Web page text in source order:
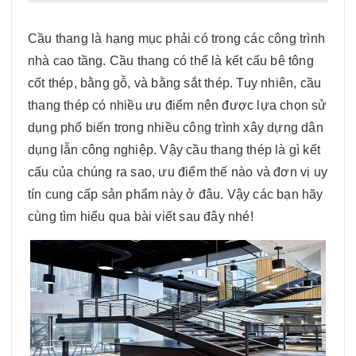
Cầu thang là hạng mục phải có trong các công trình
nhà cao tầng. Cầu thang có thể là kết cấu bê tông
cốt thép, bằng gỗ, và bằng sắt thép. Tuy nhiên, cầu
thang thép có nhiều ưu điểm nên được lựa chọn sử
dụng phổ biến trong nhiều công trình xây dựng dân
dụng lẫn công nghiệp. Vậy cầu thang thép là gì kết
cấu của chúng ra sao, ưu điểm thế nào và đơn vị uy
tín cung cấp sản phẩm này ở đâu. Vậy các bạn hãy
cùng tìm hiểu qua bài viết sau đây nhé!